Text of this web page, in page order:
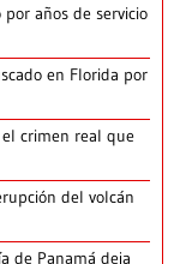
años de servicio
en Florida por
el crimen real que
del volcán
de Panamá deja